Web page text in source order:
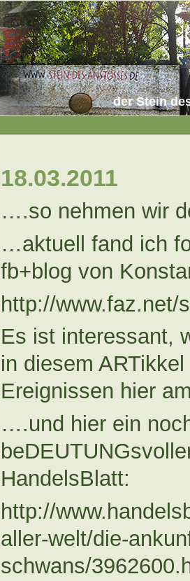
der Stein
18.03.2011
….so nehmen wir
…aktuell fand ich
fb+blog von
http://www.faz.net/
Es ist interessant,
in diesem
Ereignissen hier
….und hier ein
HandelsBlatt:
http://
aller-welt/die-
schwans/